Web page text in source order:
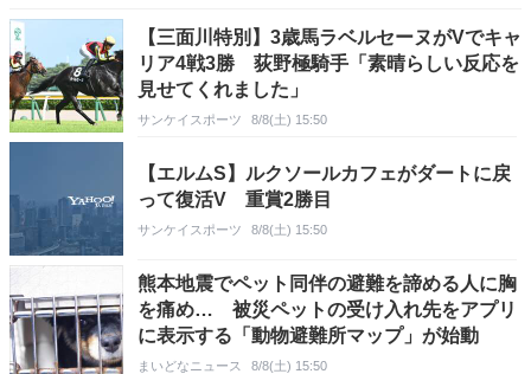
【三面川特別】3歳馬ラベルセーヌがVでキャ
リア4戦3勝 荻野極騎手「素晴らしい反応を
見せてくれました」
サンケイスポーツ 8/8(土) 15:50
【エルムS】ルクソールカフェがダートに戻
って復活V 重賞2勝目
サンケイスポーツ 8/8(土) 15:50
熊本地震でペット同伴の避難を諦める人に胸
を痛め… 被災ペットの受け入れ先をアプリ
に表示する「動物避難所マップ」が始動
まいどなニュース 8/8(土) 15:50